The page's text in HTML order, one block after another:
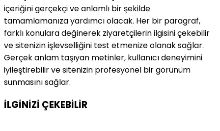
içeriğini gerçekçi ve anlamlı bir şekilde
tamamlamanıza yardımcı olacak. Her bir paragraf,
farklı konulara değinerek ziyaretçilerin ilgisini çekebilir
ve sitenizin işlevselliğini test etmenize olanak sağlar.
Gerçek anlam taşıyan metinler, kullanıcı deneyimini
iyileştirebilir ve sitenizin profesyonel bir görünüm
sunmasını sağlar.
İLGİNİZİ ÇEKEBİLİR